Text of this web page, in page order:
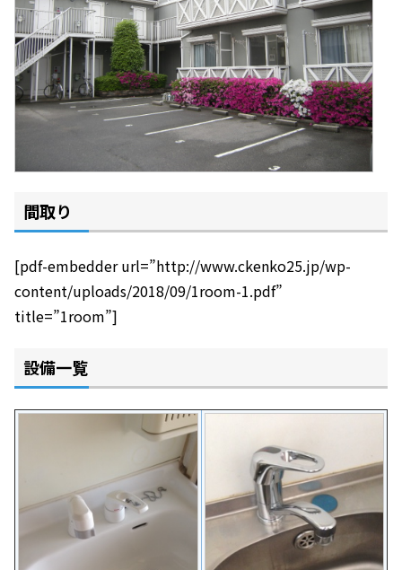
間取り
[pdf-embedder url=”http://www.ckenko25.jp/wp-
content/uploads/2018/09/1room-1.pdf”
title=”1room”]
設備一覧